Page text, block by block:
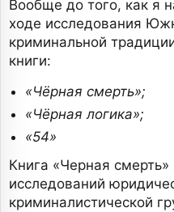
Вообще до того, как я
ходе исследования
криминальной
книги:
«Чёрная смерть»;
«Чёрная логика»;
«54»
Книга «Черная смерть»
исследований
криминалистической